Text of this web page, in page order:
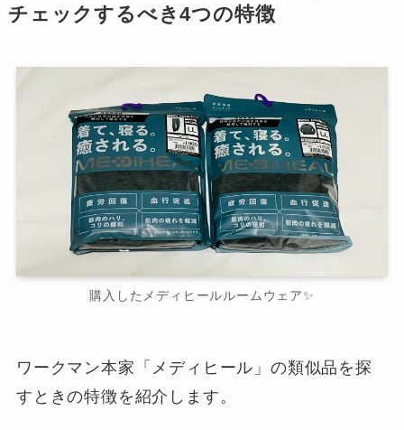
チェックするべき4つの特徴
購入したメディヒールルームウェア✨
ワークマン本家「メディヒール」の類似品を探
すときの特徴を紹介します。